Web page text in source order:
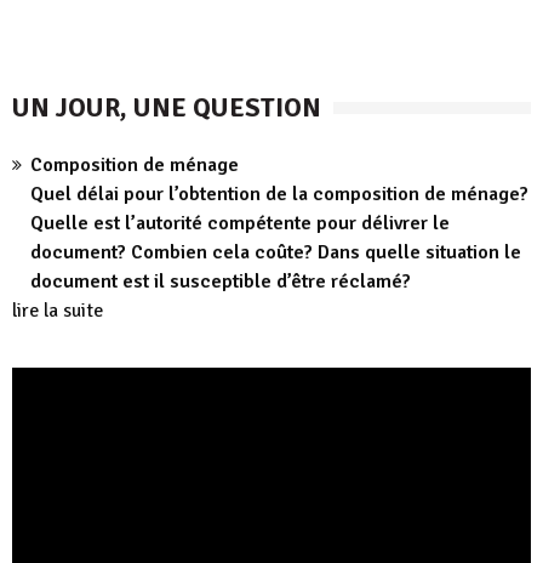
UN JOUR, UNE QUESTION
Composition de ménage
Quel délai pour l’obtention de la composition de ménage?
Quelle est l’autorité compétente pour délivrer le
document? Combien cela coûte? Dans quelle situation le
document est il susceptible d’être réclamé?
lire la suite